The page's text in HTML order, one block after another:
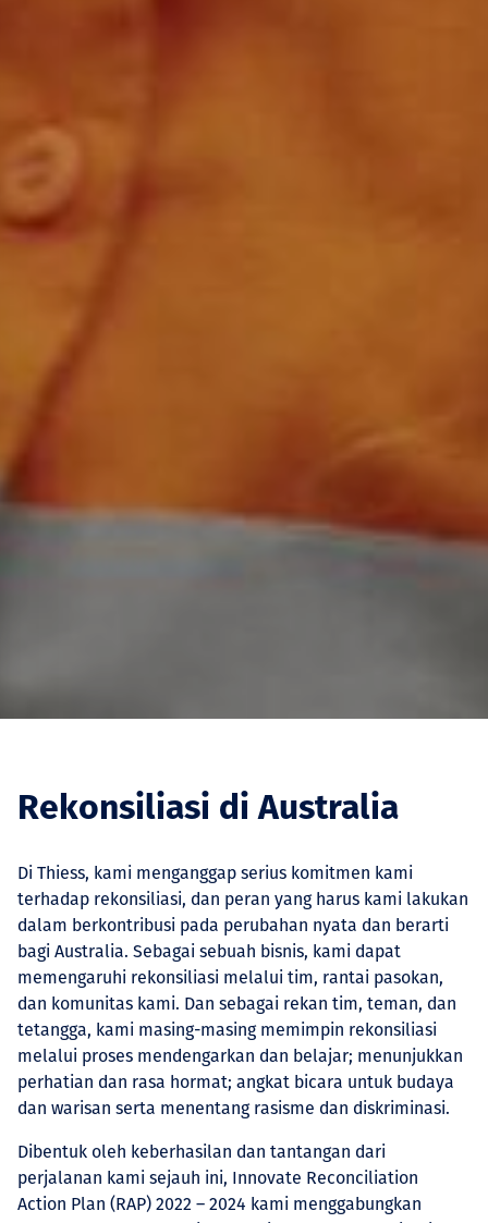
Rekonsiliasi di Australia
Di Thiess, kami menganggap serius komitmen kami
terhadap rekonsiliasi, dan peran yang harus kami lakukan
dalam berkontribusi pada perubahan nyata dan berarti
bagi Australia. Sebagai sebuah bisnis, kami dapat
memengaruhi rekonsiliasi melalui tim, rantai pasokan,
dan komunitas kami. Dan sebagai rekan tim, teman, dan
tetangga, kami masing-masing memimpin rekonsiliasi
melalui proses mendengarkan dan belajar; menunjukkan
perhatian dan rasa hormat; angkat bicara untuk budaya
dan warisan serta menentang rasisme dan diskriminasi.
Dibentuk oleh keberhasilan dan tantangan dari
perjalanan kami sejauh ini, Innovate Reconciliation
Action Plan (RAP) 2022 – 2024 kami menggabungkan